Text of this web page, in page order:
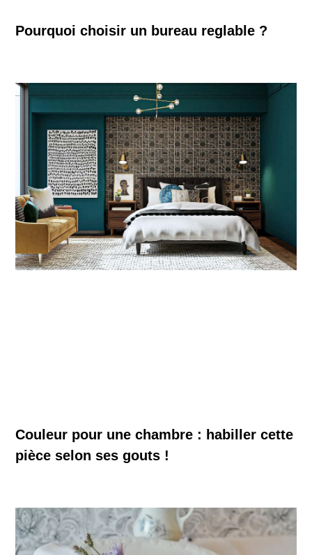
Pourquoi choisir un bureau reglable ?
Couleur pour une chambre : habiller cette
pièce selon ses gouts !